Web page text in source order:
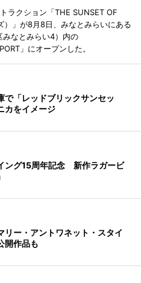
ラクション「THE SUNSET OF
）」が8月8日、みなとみらいにある
みなとみらい4）内の
」にオープンした。
で「レッドブリックサンセッ
カをイメージ
ング15周年記念 新作ラガービ
リー・アントワネット・スタイ
開作品も